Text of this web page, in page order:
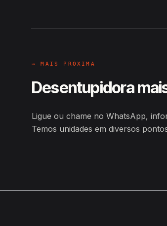
→ MAIS PRÓXIMA
Desentupidora
Ligue ou chame no WhatsApp,
Temos unidades em diversos